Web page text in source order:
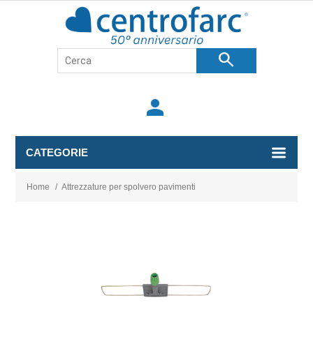
search
person
CATEGORIE
Home / Attrezzature per spolvero pavimenti